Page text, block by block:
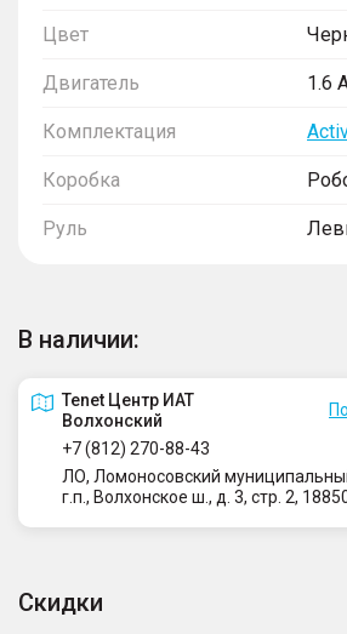
Цвет
Двигатель 1.6
Комплектация
Коробка
Руль
В наличии:
Tenet Центр ИАТ
Волхонский
+7 (812) 270-88-43
ЛО, Ломоносовский
г.п., Волхонское ш., д. 3, стр. 2,
Скидки